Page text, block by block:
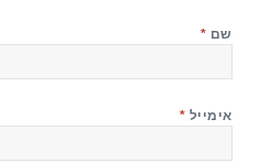
שם *
אימייל *